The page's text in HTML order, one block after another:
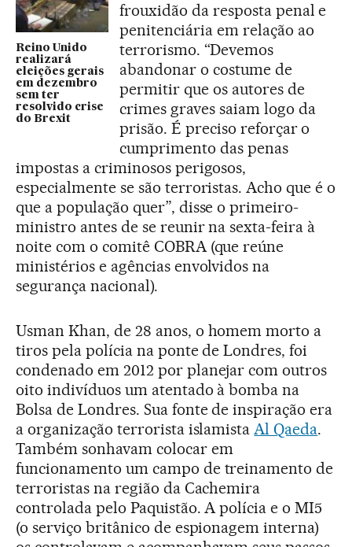
Reino Unido
realizará
eleições gerais
em dezembro
sem ter
resolvido crise
do Brexit
frouxidão da resposta penal e
penitenciária em relação ao
terrorismo. “Devemos
abandonar o costume de
permitir que os autores de
crimes graves saiam logo da
prisão. É preciso reforçar o
cumprimento das penas
impostas a criminosos perigosos,
especialmente se são terroristas. Acho que é o
que a população quer”, disse o primeiro-
ministro antes de se reunir na sexta-feira à
noite com o comitê COBRA (que reúne
ministérios e agências envolvidos na
segurança nacional).
Usman Khan, de 28 anos, o homem morto a
tiros pela polícia na ponte de Londres, foi
condenado em 2012 por planejar com outros
oito indivíduos um atentado à bomba na
Bolsa de Londres. Sua fonte de inspiração era
a organização terrorista islamistaAl Qaeda.
Também sonhavam colocar em
funcionamento um campo de treinamento de
terroristas na região da Cachemira
controlada pelo Paquistão. A polícia e o MI5
(o serviço britânico de espionagem interna)